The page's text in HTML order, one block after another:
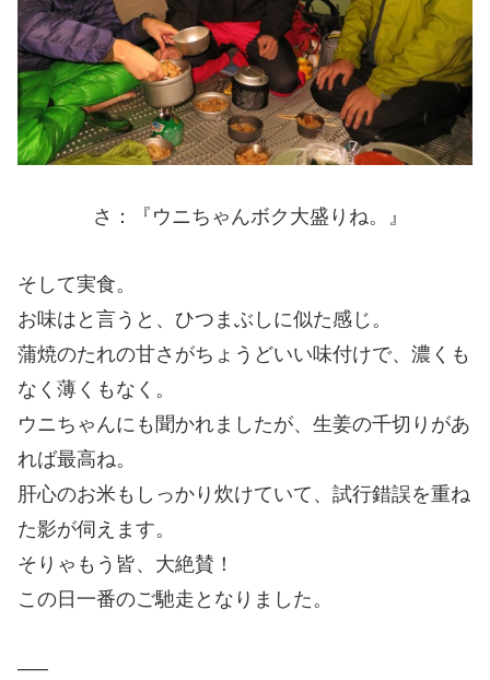
さ：『ウニちゃんボク大盛りね。』
そして実食。
お味はと言うと、ひつまぶしに似た感じ。
蒲焼のたれの甘さがちょうどいい味付けで、濃くも
なく薄くもなく。
ウニちゃんにも聞かれましたが、生姜の千切りがあ
れば最高ね。
肝心のお米もしっかり炊けていて、試行錯誤を重ね
た影が伺えます。
そりゃもう皆、大絶賛！
この日一番のご馳走となりました。
—–